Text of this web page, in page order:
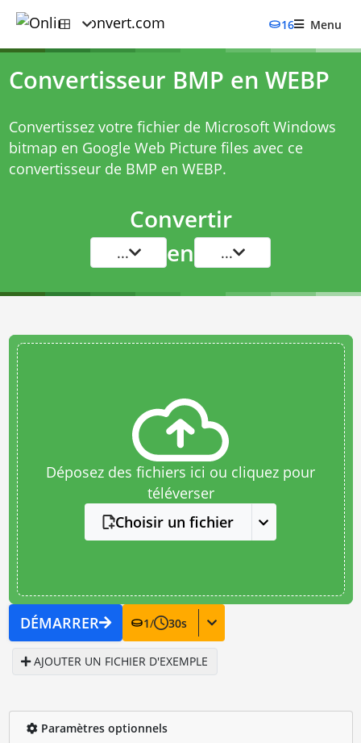
16 Menu
Convertisseur BMP en WEBP
Convertissez votre fichier de Microsoft Windows
bitmap en Google Web Picture files avec ce
convertisseur de BMP en WEBP.
Convertir
... en ...
Déposez des fichiers ici ou cliquez pour
téléverser
Choisir un fichier
DÉMARRER 1/ 30s
AJOUTER UN FICHIER D'EXEMPLE
Paramètres optionnels